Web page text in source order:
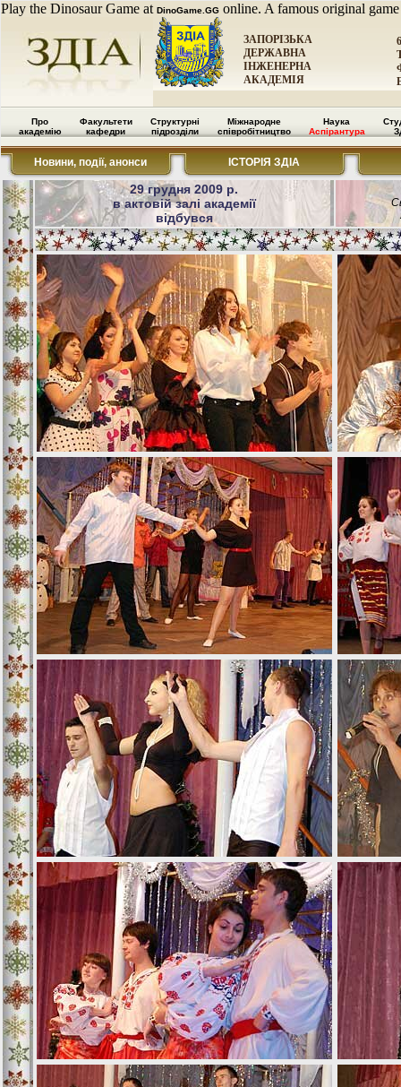
Play the Dinosaur Game at DinoGame.GG online. A famous original
ЗАПОРІЗЬКА
ДЕРЖАВНА
ІНЖЕНЕРНА
АКАДЕМІЯ
Про
академію
Факультети
кафедри
Структурні
підрозділи
Міжнародне
співробітництво
Наука
Аспірантура
Новини, події, анонси ІСТОРІЯ ЗДІА
29 грудня 2009 р.
в актовій залі академії
відбувся